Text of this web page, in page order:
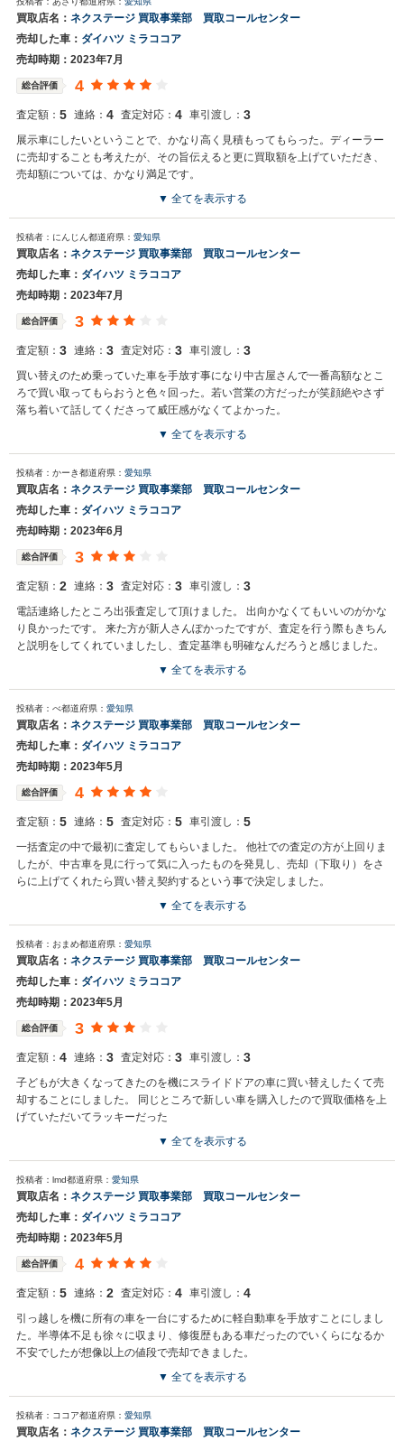
買取店名： ネクステージ 買取事業部 買取コールセンター
売却した車： ダイハツ ミラココア
売却時期：2023年7月
総合評価 4
査定額： 5 連絡： 4 査定対応： 4 車引渡し： 3
展示車にしたいということで、かなり高く見積もってもらった。ディーラー
に売却することも考えたが、その旨伝えると更に買取額を上げていただき、
売却額については、かなり満足です。
▼ 全てを表示する
投稿者：にんじん都道府県： 愛知県
買取店名： ネクステージ 買取事業部 買取コールセンター
売却した車： ダイハツ ミラココア
売却時期：2023年7月
総合評価 3
査定額： 3 連絡： 3 査定対応： 3 車引渡し： 3
買い替えのため乗っていた車を手放す事になり中古屋さんで一番高額なとこ
ろで買い取ってもらおうと色々回った。若い営業の方だったが笑顔絶やさず
落ち着いて話してくださって威圧感がなくてよかった。
▼ 全てを表示する
投稿者：かーき都道府県： 愛知県
買取店名： ネクステージ 買取事業部 買取コールセンター
売却した車： ダイハツ ミラココア
売却時期：2023年6月
総合評価 3
査定額： 2 連絡： 3 査定対応： 3 車引渡し： 3
電話連絡したところ出張査定して頂けました。 出向かなくてもいいのがかな
り良かったです。 来た方が新人さんぽかったですが、査定を行う際もきちん
と説明をしてくれていましたし、査定基準も明確なんだろうと感じました。
▼ 全てを表示する
投稿者：べ都道府県： 愛知県
買取店名： ネクステージ 買取事業部 買取コールセンター
売却した車： ダイハツ ミラココア
売却時期：2023年5月
総合評価 4
査定額： 5 連絡： 5 査定対応： 5 車引渡し： 5
一括査定の中で最初に査定してもらいました。 他社での査定の方が上回りま
したが、中古車を見に行って気に入ったものを発見し、売却（下取り）をさ
らに上げてくれたら買い替え契約するという事で決定しました。
▼ 全てを表示する
投稿者：おまめ都道府県： 愛知県
買取店名： ネクステージ 買取事業部 買取コールセンター
売却した車： ダイハツ ミラココア
売却時期：2023年5月
総合評価 3
査定額： 4 連絡： 3 査定対応： 3 車引渡し： 3
子どもが大きくなってきたのを機にスライドドアの車に買い替えしたくて売
却することにしました。 同じところで新しい車を購入したので買取価格を上
げていただいてラッキーだった
▼ 全てを表示する
投稿者：lmd都道府県： 愛知県
買取店名： ネクステージ 買取事業部 買取コールセンター
売却した車： ダイハツ ミラココア
売却時期：2023年5月
総合評価 4
査定額： 5 連絡： 2 査定対応： 4 車引渡し： 4
引っ越しを機に所有の車を一台にするために軽自動車を手放すことにしまし
た。半導体不足も徐々に収まり、修復歴もある車だったのでいくらになるか
不安でしたが想像以上の値段で売却できました。
▼ 全てを表示する
投稿者：ココア都道府県： 愛知県
買取店名： ネクステージ 買取事業部 買取コールセンター